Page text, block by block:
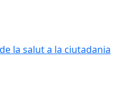
la salut a la ciutadania